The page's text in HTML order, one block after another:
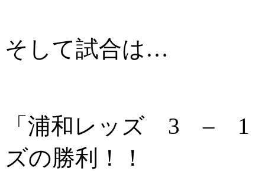
そして試合は…
「浦和レッズ 3 – 1
ズの勝利！！